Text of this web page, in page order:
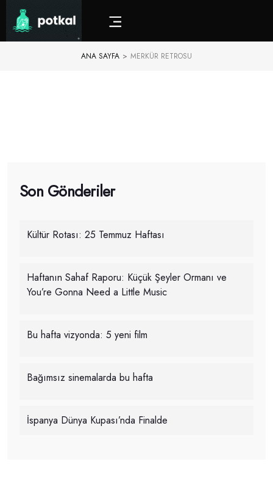
ANA SAYFA > MERKÜR RETROSU
Son Gönderiler
Kültür Rotası: 25 Temmuz Haftası
Haftanın Sahaf Raporu: Küçük Şeyler Ormanı ve
You’re Gonna Need a Little Music
Bu hafta vizyonda: 5 yeni film
Bağımsız sinemalarda bu hafta
İspanya Dünya Kupası’nda Finalde